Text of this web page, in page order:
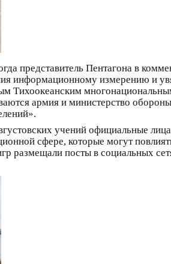
представитель Пентагона в
информационному измерению и
армия и министерство
учений официальные
сфере, которые могут
размещали посты в социальных